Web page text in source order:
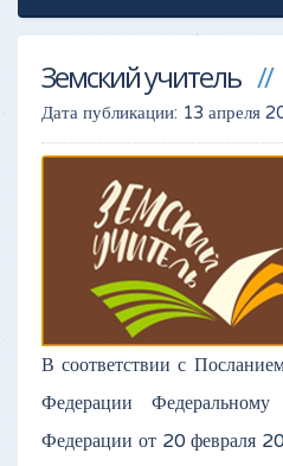
Земский учитель
Дата публикации: 13 апреля
В соответствии с
Федерации
Федерации от 20 февраля